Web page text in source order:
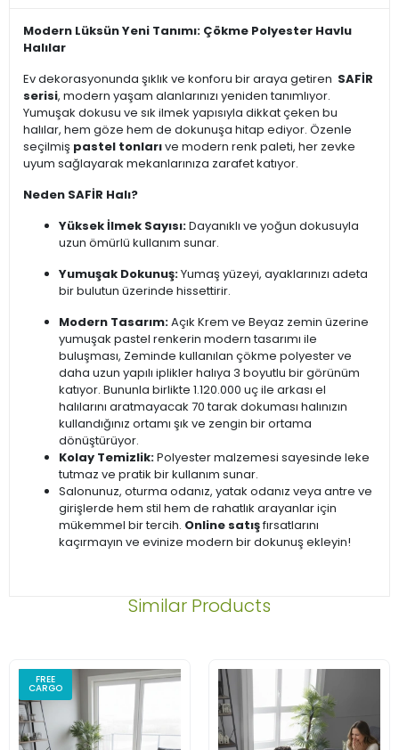
Modern Lüksün Yeni Tanımı: Çökme Polyester Havlu
Halılar
Ev dekorasyonunda şıklık ve konforu bir araya getiren SAFİR
serisi, modern yaşam alanlarınızı yeniden tanımlıyor.
Yumuşak dokusu ve sık ilmek yapısıyla dikkat çeken bu
halılar, hem göze hem de dokunuşa hitap ediyor. Özenle
seçilmiş pastel tonlarıve modern renk paleti, her zevke
uyum sağlayarak mekanlarınıza zarafet katıyor.
Neden SAFİR Halı?
Yüksek İlmek Sayısı:Dayanıklı ve yoğun dokusuyla
uzun ömürlü kullanım sunar.
Yumuşak Dokunuş:Yumaş yüzeyi, ayaklarınızı adeta
bir bulutun üzerinde hissettirir.
Modern Tasarım:Açık Krem ve Beyaz zemin üzerine
yumuşak pastel renkerin modern tasarımı ile
buluşması, Zeminde kullanılan çökme polyester ve
daha uzun yapılı iplikler halıya 3 boyutlu bir görünüm
katıyor. Bununla birlikte 1.120.000 uç ile arkası el
halılarını aratmayacak 70 tarak dokuması halınızın
kullandığınız ortamı şık ve zengin bir ortama
dönüştürüyor.
Kolay Temizlik:Polyester malzemesi sayesinde leke
tutmaz ve pratik bir kullanım sunar.
Salonunuz, oturma odanız, yatak odanız veya antre ve
girişlerde hem stil hem de rahatlık arayanlar için
mükemmel bir tercih. Online satışfırsatlarını
kaçırmayın ve evinize modern bir dokunuş ekleyin!
Similar Products
FREE
CARGO